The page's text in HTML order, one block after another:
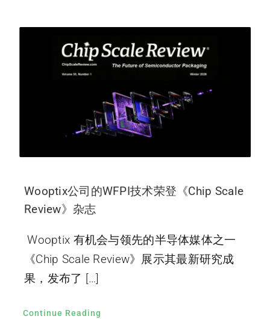
Wooptix公司的WFPI技术荣登《Chip Scale
Review》杂志
Wooptix 有机会与领先的半导体媒体之一
《Chip Scale Review》展示其最新研究成
果，发布了 […]
Continue Reading